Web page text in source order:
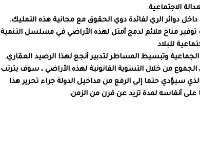
الاجتماعية.
توفير مناخ ملائم لدمج أمتل لهذه الأراضي في مسلسل التنمية
للبلاد
من خلال التسوية القانونية لهذه الأراضي ، سوف يترتب
سيؤدي حتما إلى الرفع من مداخيل الدولة جراء تحرير هذا
على أنفاسه لمدة تزيد عن قرن من الزمن.